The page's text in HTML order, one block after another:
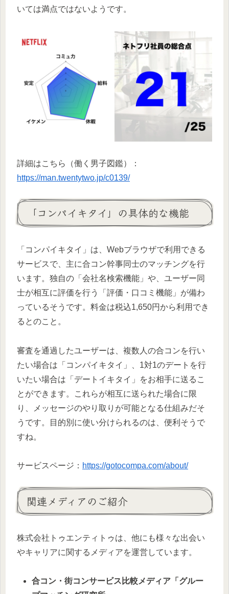
いては満点ではないようです。
詳細はこちら（働く男子図鑑）：
https://man.twentytwo.jp/c0139/
「コンパイキタイ」の具体的な機能
「コンパイキタイ」は、Webブラウザで利用できる
サービスで、主に合コン幹事同士のマッチングを行
います。独自の「会社名検索機能」や、ユーザー同
士が相互に評価を行う「評価・口コミ機能」が備わ
っているそうです。料金は税込1,650円から利用でき
るとのこと。
審査を通過したユーザーは、複数人の合コンを行い
たい場合は「コンパイキタイ」、1対1のデートを行
いたい場合は「デートイキタイ」をお相手に送るこ
とができます。これらが相互に送られた場合に限
り、メッセージのやり取りが可能となる仕組みだそ
うです。目的別に使い分けられるのは、便利そうで
すね。
サービスページ： https://gotocompa.com/about/
関連メディアのご紹介
株式会社トゥエンティトゥは、他にも様々な出会い
やキャリアに関するメディアを運営しています。
合コン・街コンサービス比較メディア「グルー